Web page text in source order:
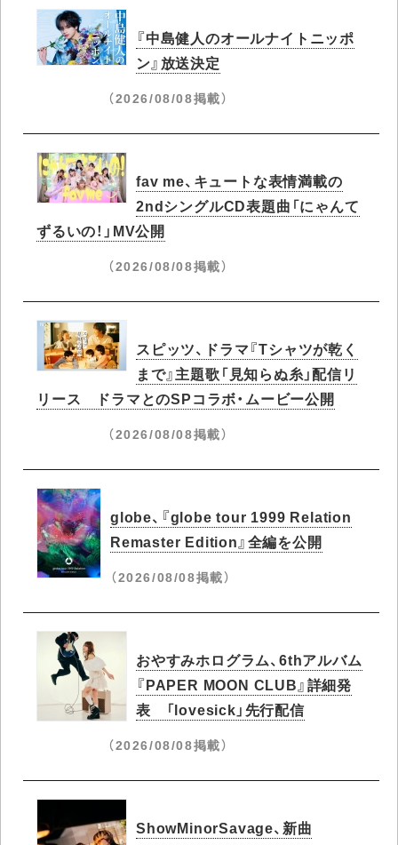
『中島健人のオールナイトニッポ
ン』放送決定
（2026/08/08掲載）
fav me、キュートな表情満載の
2ndシングルCD表題曲「にゃんて
ずるいの！」MV公開
（2026/08/08掲載）
スピッツ、ドラマ『Tシャツが乾く
まで』主題歌「見知らぬ糸」配信リ
リース ドラマとのSPコラボ・ムービー公開
（2026/08/08掲載）
globe、『globe tour 1999 Relation
Remaster Edition』全編を公開
（2026/08/08掲載）
おやすみホログラム、6thアルバム
『PAPER MOON CLUB』詳細発
表 「lovesick」先行配信
（2026/08/08掲載）
ShowMinorSavage、新曲